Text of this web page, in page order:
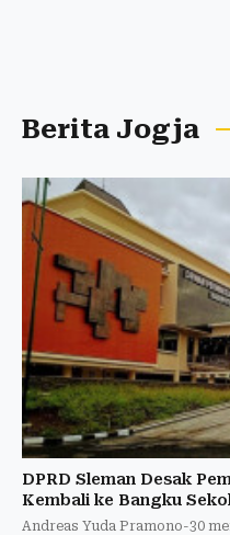
Berita Jogja
DPRD Sleman Desak
Kembali ke Bangku
Andreas Yuda Pramono-30